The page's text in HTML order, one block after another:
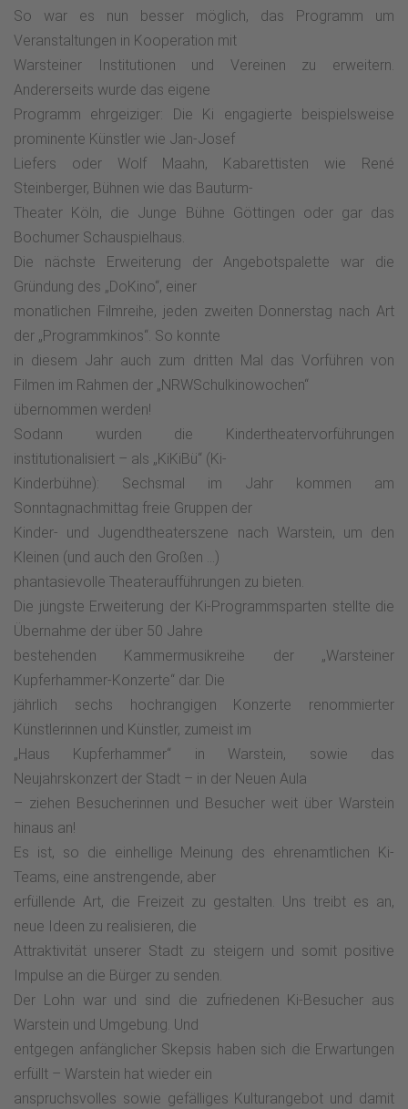
So war es nun besser möglich, das Programm um
Veranstaltungen in Kooperation mit
Warsteiner Institutionen und Vereinen zu erweitern.
Andererseits wurde das eigene
Programm ehrgeiziger: Die Ki engagierte beispielsweise
prominente Künstler wie Jan-Josef
Liefers oder Wolf Maahn, Kabarettisten wie René
Steinberger, Bühnen wie das Bauturm-
Theater Köln, die Junge Bühne Göttingen oder gar das
Bochumer Schauspielhaus.
Die nächste Erweiterung der Angebotspalette war die
Gründung des „DoKino“, einer
monatlichen Filmreihe, jeden zweiten Donnerstag nach Art
der „Programmkinos“. So konnte
in diesem Jahr auch zum dritten Mal das Vorführen von
Filmen im Rahmen der „NRWSchulkinowochen“
übernommen werden!
Sodann wurden die Kindertheatervorführungen
institutionalisiert – als „KiKiBü“ (Ki-
Kinderbühne): Sechsmal im Jahr kommen am
Sonntagnachmittag freie Gruppen der
Kinder- und Jugendtheaterszene nach Warstein, um den
Kleinen (und auch den Großen …)
phantasievolle Theateraufführungen zu bieten.
Die jüngste Erweiterung der Ki-Programmsparten stellte die
Übernahme der über 50 Jahre
bestehenden Kammermusikreihe der „Warsteiner
Kupferhammer-Konzerte“ dar. Die
jährlich sechs hochrangigen Konzerte renommierter
Künstlerinnen und Künstler, zumeist im
„Haus Kupferhammer“ in Warstein, sowie das
Neujahrskonzert der Stadt – in der Neuen Aula
– ziehen Besucherinnen und Besucher weit über Warstein
hinaus an!
Es ist, so die einhellige Meinung des ehrenamtlichen Ki-
Teams, eine anstrengende, aber
erfüllende Art, die Freizeit zu gestalten. Uns treibt es an,
neue Ideen zu realisieren, die
Attraktivität unserer Stadt zu steigern und somit positive
Impulse an die Bürger zu senden.
Der Lohn war und sind die zufriedenen Ki-Besucher aus
Warstein und Umgebung. Und
entgegen anfänglicher Skepsis haben sich die Erwartungen
erfüllt – Warstein hat wieder ein
anspruchsvolles sowie gefälliges Kulturangebot und damit